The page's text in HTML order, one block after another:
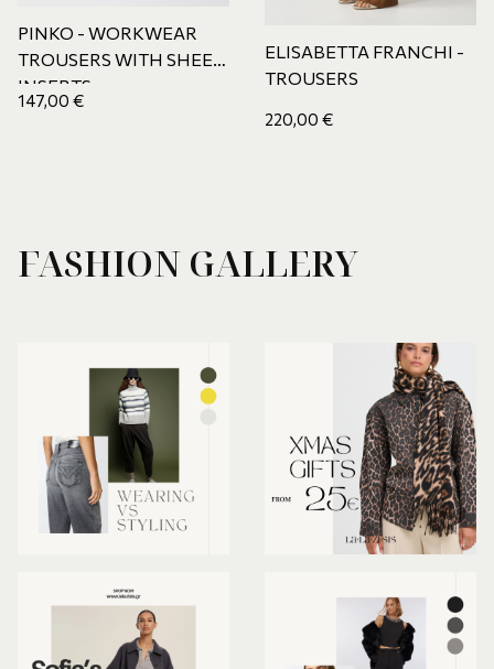
PINKO - WORKWEAR
TROUSERS WITH SHEER
INSERTS
147,00 €
ELISABETTA FRANCHI -
TROUSERS
220,00 €
FASHION GALLERY